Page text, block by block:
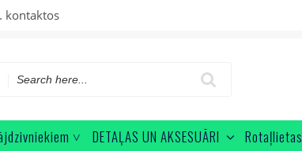
kontaktos
˅ DETAĻAS UN AKSESUĀRI Rotaļlietas